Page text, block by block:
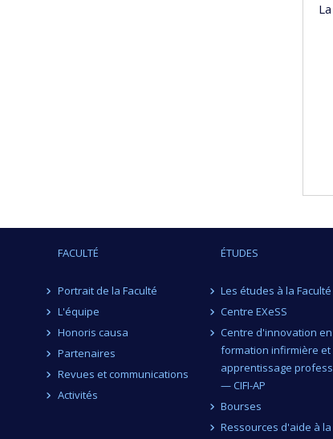
FACULTÉ
Portrait de la Faculté
L'équipe
Honoris causa
Partenaires
Revues et communications
Activités
ÉTUDES
Les études à la Faculté
Centre EXeSS
Centre d'innovation en
formation infirmière et
apprentissage
— CIFI-AP
Bourses
Ressources d'aide à la